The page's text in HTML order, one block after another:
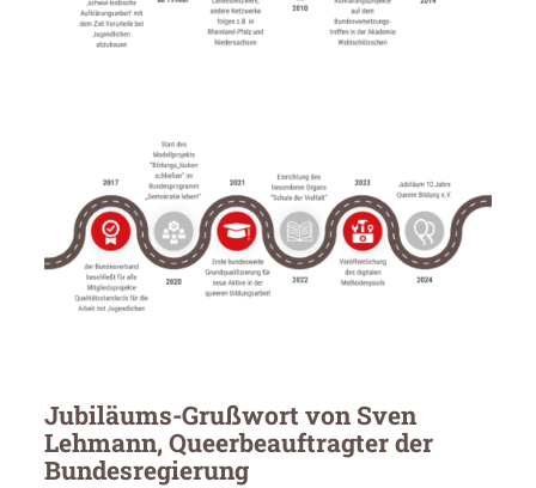
Jubiläums-Grußwort von Sven
Lehmann, Queerbeauftragter der
Bundesregierung